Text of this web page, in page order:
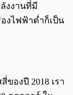
งงานที่มี
งไฟฟ้าต่ำก็เป็น
ของปี 2018 เรา